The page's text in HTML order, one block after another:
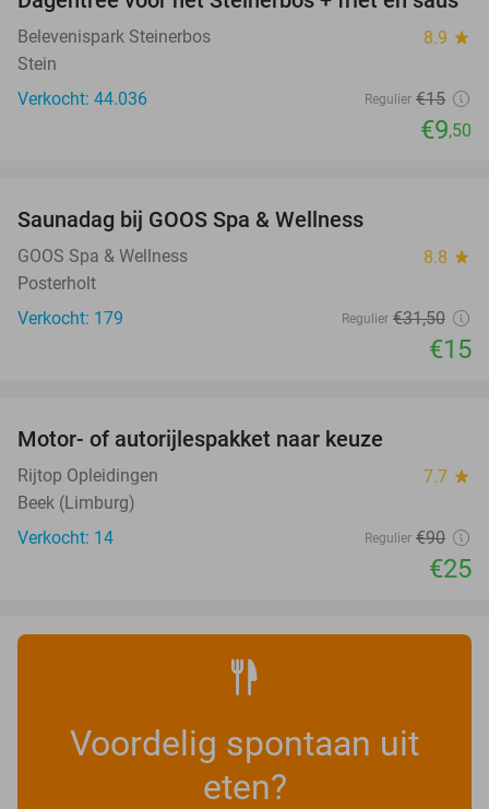
37%
Belevenispark Steinerbos 8.9 star
Stein
Verkocht: 44.036
Regulier €15
€9,50
Saunadag bij GOOS Spa & Wellness
GOOS Spa & Wellness 8.8 star
Posterholt
Verkocht: 179
Regulier €31,50
€15
Motor- of autorijlespakket naar keuze
Rijtop Opleidingen 7.7 star
Beek (Limburg)
Verkocht: 14
Regulier €90
€25
Voordelig spontaan uit
eten?